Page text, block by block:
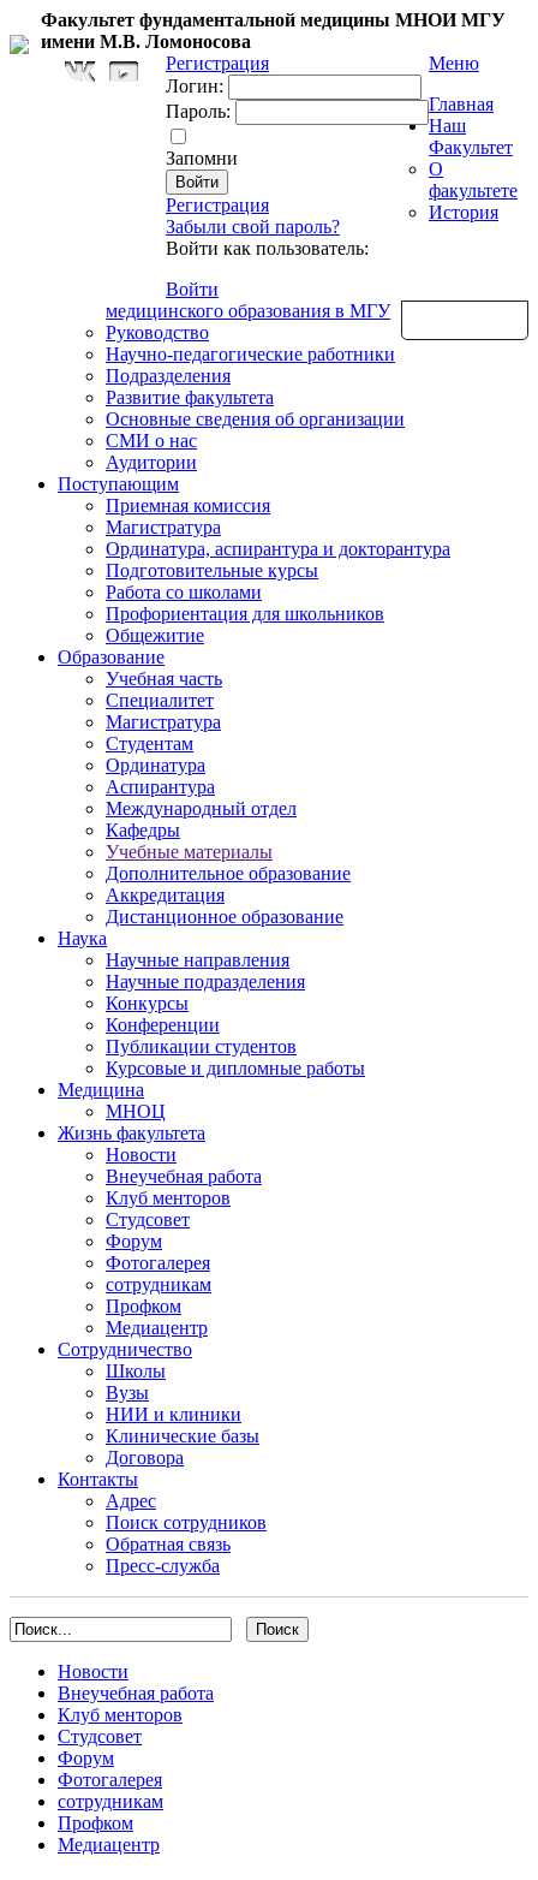
Факультет фундаментальной медицины МНОИ МГУ
имени М.В. Ломоносова
Регистрация
Логин:
Пароль:
Запомни
Регистрация
Забыли свой пароль?
Войти как пользователь:
Войти
Меню
Главная
Наш
Факультет
О
факультете
История
медицинского образования в МГУ
Руководство
Научно-педагогические работники
Подразделения
Развитие факультета
Основные сведения об организации
СМИ о нас
Аудитории
Поступающим
Приемная комиссия
Магистратура
Ординатура, аспирантура и докторантура
Подготовительные курсы
Работа со школами
Профориентация для школьников
Общежитие
Образование
Учебная часть
Специалитет
Магистратура
Студентам
Ординатура
Аспирантура
Международный отдел
Кафедры
Учебные материалы
Дополнительное образование
Аккредитация
Дистанционное образование
Наука
Научные направления
Научные подразделения
Конкурсы
Конференции
Публикации студентов
Курсовые и дипломные работы
Медицина
МНОЦ
Жизнь факультета
Новости
Внеучебная работа
Клуб менторов
Студсовет
Форум
Фотогалерея
сотрудникам
Профком
Медиацентр
Сотрудничество
Школы
Вузы
НИИ и клиники
Клинические базы
Договора
Контакты
Адрес
Поиск сотрудников
Обратная связь
Пресс-служба
Новости
Внеучебная работа
Клуб менторов
Студсовет
Форум
Фотогалерея
сотрудникам
Профком
Медиацентр